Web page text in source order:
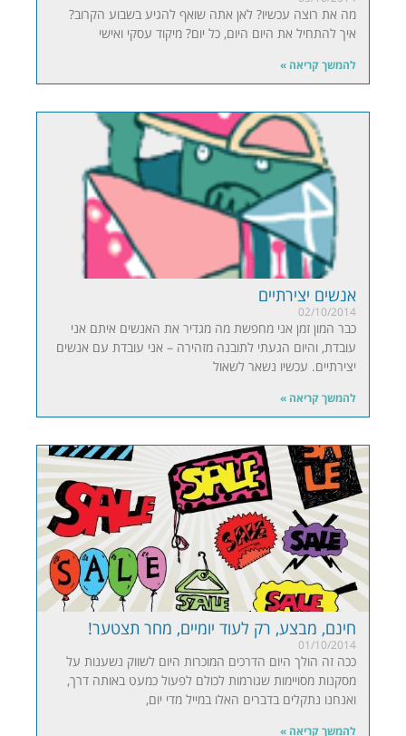
מה את רוצה עכשיו? לאן אתה שואף להגיע בשבוע הקרוב?
איך להתחיל את היום היום, כל יום? מיקוד עסקי ואישי
להמשך קריאה »
אנשים יצירתיים
02/10/2014
כבר המון זמן אני מחפשת מה מגדיר את האנשים איתם אני
עובדת, והיום הגעתי לתובנה מזהירה – אני עובדת עם אנשים
יצירתיים. עכשיו נשאר לשאול
להמשך קריאה »
חינם, מבצע, רק לעוד יומיים, מחר תצטער!
01/10/2014
ככה זה הולך היום הדרכים המוכרות היום לשווק נשענות על
מסקנות מסויימות שגורמות לכולם לפעול כמעט באותה דרך,
ואנחנו נתקלים בדברים האלו במייל מדי יום,
להמשך קריאה »